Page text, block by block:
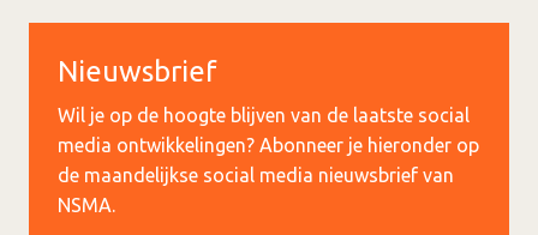
Nieuwsbrief
Wil je op de hoogte blijven van de laatste social
media ontwikkelingen? Abonneer je hieronder op
de maandelijkse social media nieuwsbrief van
NSMA.